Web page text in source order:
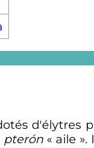
d'élytres
pterón « aile ».